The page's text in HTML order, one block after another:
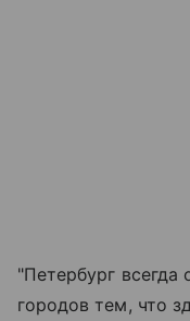
"Петербург всегда
городов тем, что